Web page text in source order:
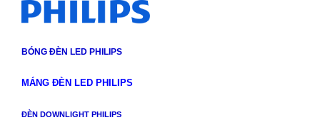
BÓNG ĐÈN LED PHILIPS
MÁNG ĐÈN LED PHILIPS
ĐÈN DOWNLIGHT PHILIPS